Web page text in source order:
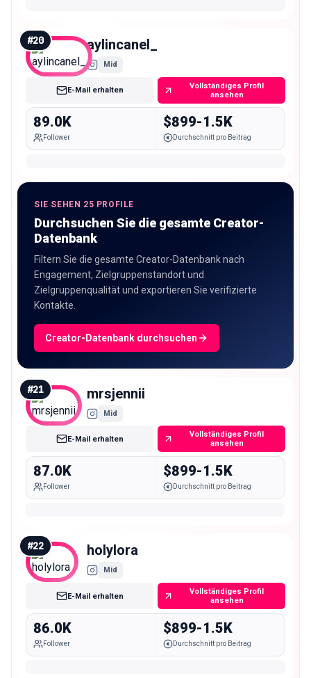
#20 aylincanel_
Mid
E-Mail erhalten
Vollständiges Profil
ansehen
89.0K
Follower
$899-1.5K
Durchschnitt pro Beitrag
SIE SEHEN 25 PROFILE
Durchsuchen Sie die gesamte Creator-
Datenbank
Filtern Sie die gesamte Creator-Datenbank nach
Engagement, Zielgruppenstandort und
Zielgruppenqualität und exportieren Sie verifizierte
Kontakte.
Creator-Datenbank durchsuchen
#21 mrsjennii
Mid
E-Mail erhalten
Vollständiges Profil
ansehen
87.0K
Follower
$899-1.5K
Durchschnitt pro Beitrag
#22 holylora
Mid
E-Mail erhalten
Vollständiges Profil
ansehen
86.0K
Follower
$899-1.5K
Durchschnitt pro Beitrag